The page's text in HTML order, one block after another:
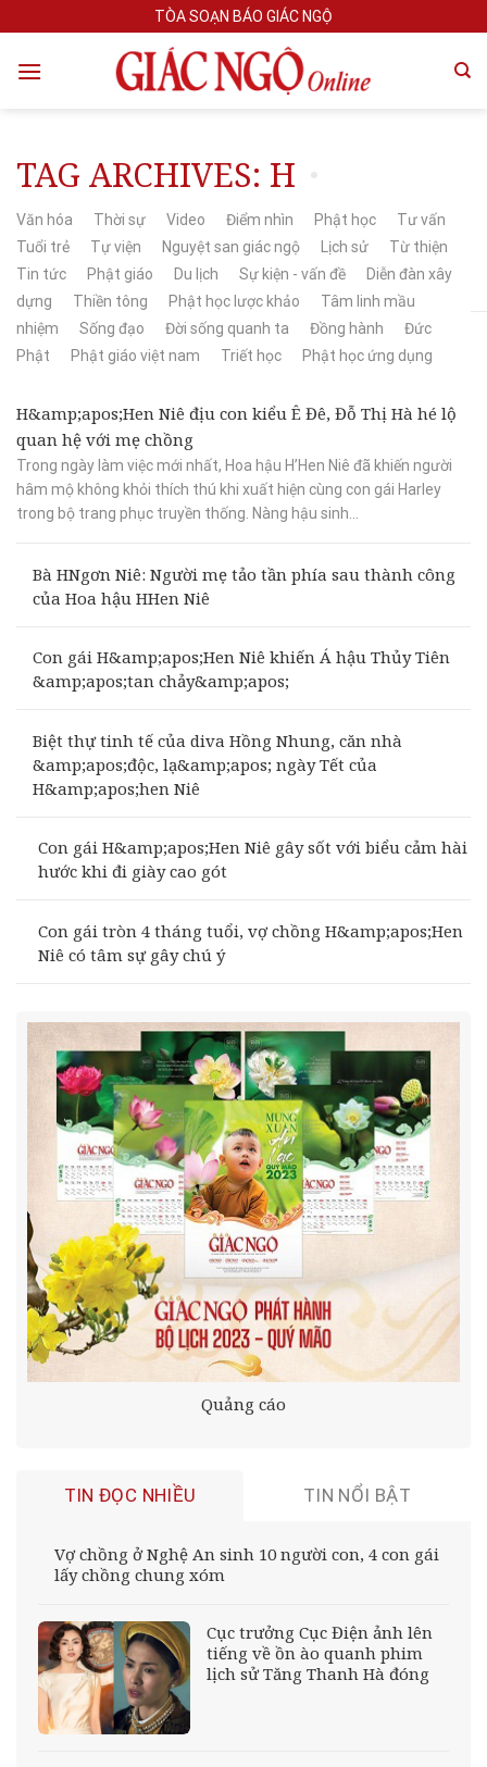
to
content
TÒA SOẠN BÁO GIÁC NGỘ
TAG ARCHIVES: H
Văn hóa Thời sự Video Điểm nhìn Phật học
Tư vấn
Tuổi trẻ
Tự viện Nguyệt san giác ngộ Lịch sử
Từ thiện
Tin tức
Phật giáo Du lịch Sự kiện - vấn đề
Diễn đàn xây
dựng
Thiền tông Phật học lược khảo
Tâm linh mầu
nhiệm
Sống đạo Đời sống quanh ta Đồng hành
Đức
Phật
Phật giáo việt nam Triết học Phật học ứng dụng
H&amp;apos;Hen Niê địu con kiểu Ê Đê, Đỗ Thị Hà hé lộ
quan hệ với mẹ chồng
Trong ngày làm việc mới nhất, Hoa hậu H’Hen Niê đã khiến người
hâm mộ không khỏi thích thú khi xuất hiện cùng con gái Harley
trong bộ trang phục truyền thống. Nàng hậu sinh...
Bà HNgơn Niê: Người mẹ tảo tần phía sau thành công
của Hoa hậu HHen Niê
Con gái H&amp;apos;Hen Niê khiến Á hậu Thủy Tiên
&amp;apos;tan chảy&amp;apos;
Biệt thự tinh tế của diva Hồng Nhung, căn nhà
&amp;apos;độc, lạ&amp;apos; ngày Tết của
H&amp;apos;hen Niê
Con gái H&amp;apos;Hen Niê gây sốt với biểu cảm hài
hước khi đi giày cao gót
Con gái tròn 4 tháng tuổi, vợ chồng H&amp;apos;Hen
Niê có tâm sự gây chú ý
Quảng cáo
TIN ĐỌC NHIỀU TIN NỔI BẬT
Vợ chồng ở Nghệ An sinh 10 người con, 4 con gái
lấy chồng chung xóm
Cục trưởng Cục Điện ảnh lên
tiếng về ồn ào quanh phim
lịch sử Tăng Thanh Hà đóng